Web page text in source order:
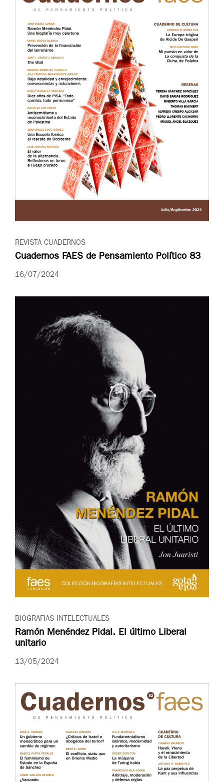
REVISTA CUADERNOS
Cuadernos FAES de Pensamiento Político 83
16/07/2024
BIOGRAFIAS INTELECTUALES
Ramón Menéndez Pidal. El último Liberal
unitario
13/05/2024